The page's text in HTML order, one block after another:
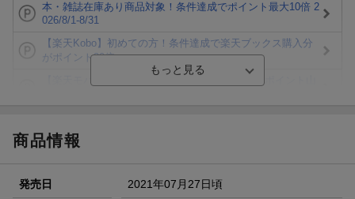
本・雑誌在庫あり商品対象！条件達成でポイント最大10倍 2
026/8/1-8/31
【楽天Kobo】初めての方！条件達成で楽天ブックス購入分
がポイント20倍
ト山分け
エントリー＆3,000円以上購入で無料データSIM（3GB/月プ
商品情報
発売日 2021年07月27日頃